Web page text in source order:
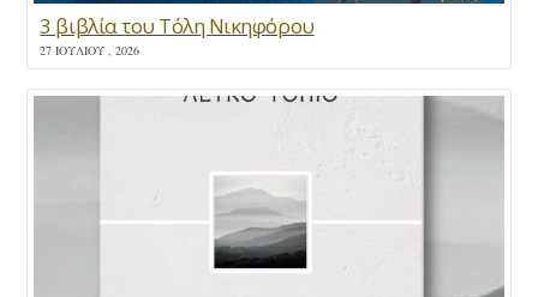
3 βιβλία του Τόλη Νικηφόρου
27 ΙΟΥΛΊΟΥ , 2026